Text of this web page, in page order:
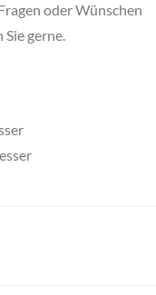
oder Wünschen
gerne.